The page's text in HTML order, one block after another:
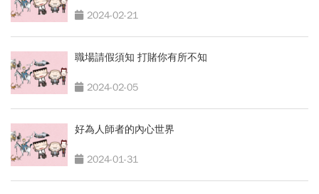
2024-02-21
職場請假須知 打賭你有所不知
2024-02-05
好為人師者的內心世界
2024-01-31